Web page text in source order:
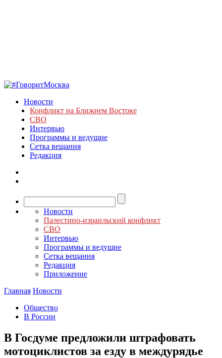
Новости
Конфликт на Ближнем Востоке
СВО
Интервью
Программы и ведущие
Сетка вещания
Редакция
Новости
Палестино-израильский конфликт
СВО
Интервью
Программы и ведущие
Сетка вещания
Редакция
Приложение
Главная Новости
Общество
В России
В Госдуме предложили штрафовать
мотоциклистов за езду в междурядье